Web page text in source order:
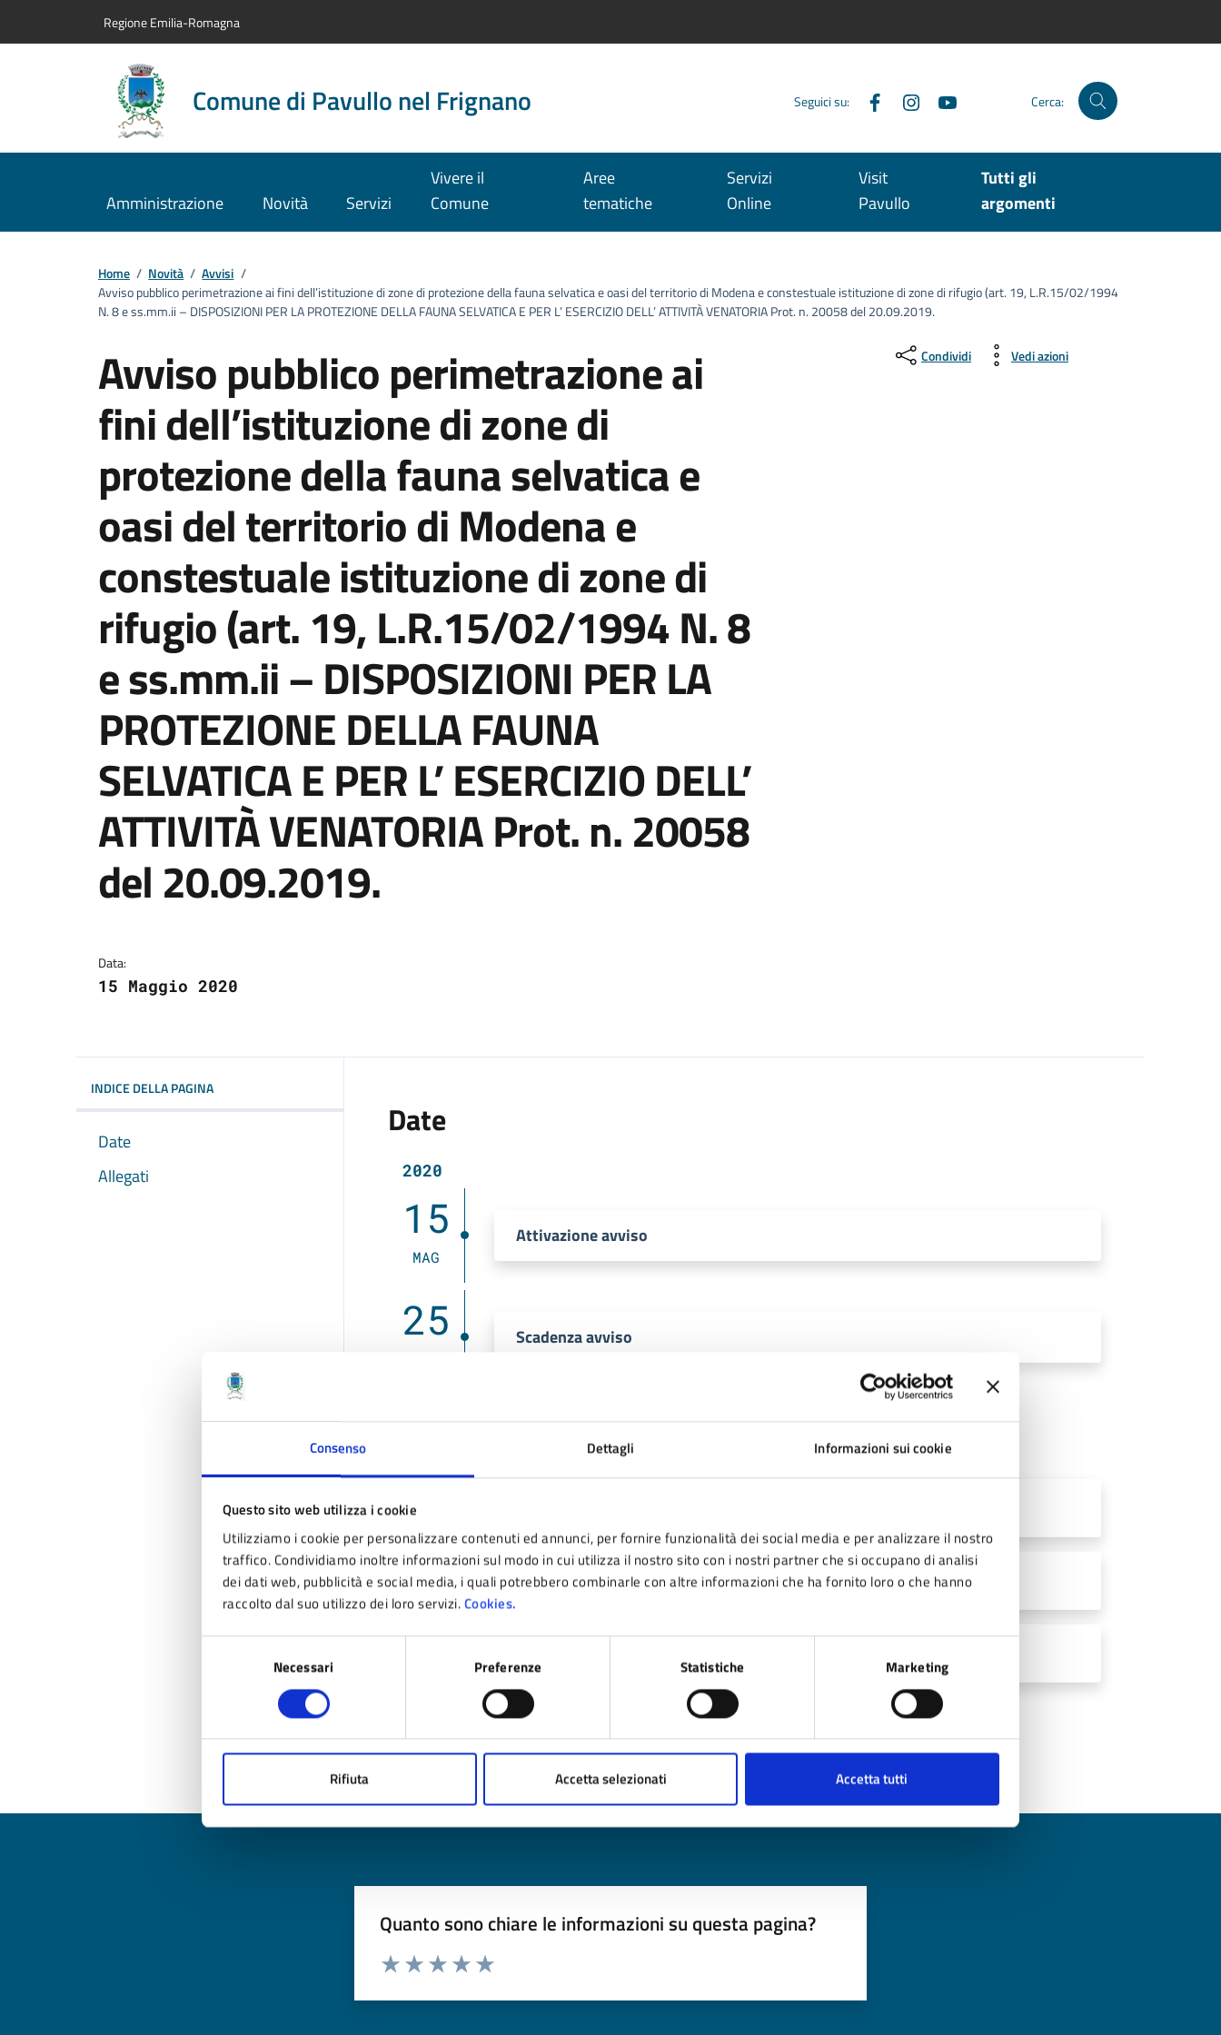
Consenso Dettagli Informazioni sui cookie
Questo sito web utilizza i cookie
Utilizziamo i cookie per personalizzare contenuti ed annunci, per fornire funzionalità dei social media e per analizzare il nostro
traffico. Condividiamo inoltre informazioni sul modo in cui utilizza il nostro sito con i nostri partner che si occupano di analisi
dei dati web, pubblicità e social media, i quali potrebbero combinarle con altre informazioni che ha fornito loro o che hanno
raccolto dal suo utilizzo dei loro servizi.Cookies.
Necessari Preferenze Statistiche Marketing
Rifiuta Accetta selezionati Accetta tutti
Regione Emilia-Romagna
Comune di Pavullo nel Frignano Seguici su: FacebookInstagram Cerca:
Amministrazione Novità Servizi
Vivere il
Comune
Aree
tematiche
Servizi
Online
Visit
Pavullo
Tutti gli
argomenti
Home / Novità / Avvisi /
Avviso pubblico perimetrazione ai fini dell’istituzione di zone di protezione della fauna selvatica e oasi del territorio di Modena e constestuale istituzione di zone di rifugio (art. 19, L.R.15/02/1994
N. 8 e ss.mm.ii – DISPOSIZIONI PER LA PROTEZIONE DELLA FAUNA SELVATICA E PER L’ ESERCIZIO DELL’ ATTIVITÀ VENATORIA Prot. n. 20058 del 20.09.2019.
Avviso pubblico perimetrazione ai
fini dell’istituzione di zone di
protezione della fauna selvatica e
oasi del territorio di Modena e
constestuale istituzione di zone di
rifugio (art. 19, L.R.15/02/1994 N. 8
e ss.mm.ii – DISPOSIZIONI PER LA
PROTEZIONE DELLA FAUNA
SELVATICA E PER L’ ESERCIZIO DELL’
ATTIVITÀ VENATORIA Prot. n. 20058
del 20.09.2019.
Data:
15 Maggio 2020
Condividi Vedi azioni
INDICE DELLA PAGINA
Date
Allegati
Date
2020
15
MAG
Attivazione avviso
25 Scadenza avviso
Estratto ZRC Chiocciola.pdf (PDF - 1 MB)
Ultimo aggiornamento:24/06/2025 12:37
Quanto sono chiare le informazioni su questa pagina?
Valuta da 1 a 5 stelle la pagina